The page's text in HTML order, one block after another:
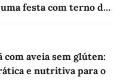
festa com terno de
com aveia sem glúten:
e nutritiva para o